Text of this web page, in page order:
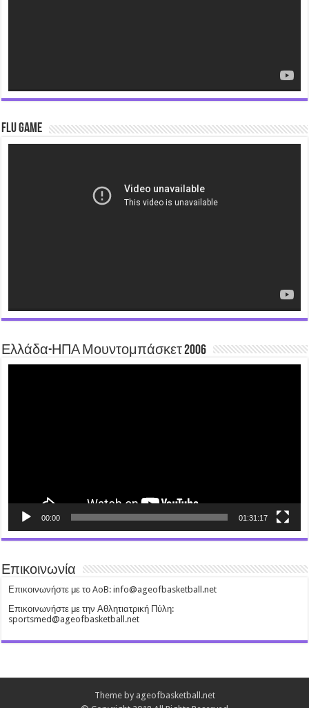
Flu Game
Ελλάδα-ΗΠΑ Μουντομπάσκετ 2006
00:00 01:31:17
Επικοινωνία
Επικοινωνήστε με το AoB: info@ageofbasketball.net
Επικοινωνήστε με την Αθλητιατρική Πύλη:
sportsmed@ageofbasketball.net
Theme by ageofbasketball.net